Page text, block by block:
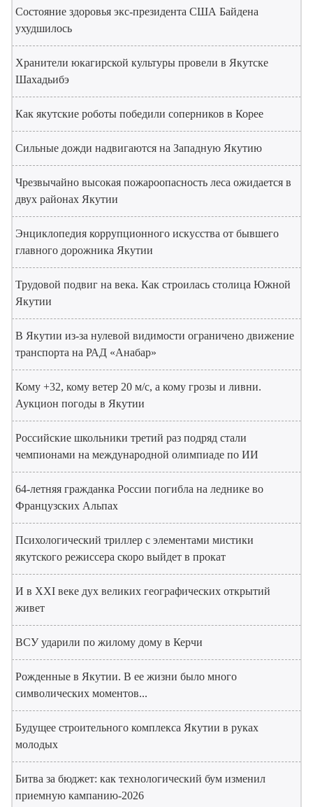
Состояние здоровья экс-президента США Байдена
ухудшилось
Хранители юкагирской культуры провели в Якутске
Шахадьибэ
Как якутские роботы победили соперников в Корее
Сильные дожди надвигаются на Западную Якутию
Чрезвычайно высокая пожароопасность леса ожидается в
двух районах Якутии
Энциклопедия коррупционного искусства от бывшего
главного дорожника Якутии
Трудовой подвиг на века. Как строилась столица Южной
Якутии
В Якутии из-за нулевой видимости ограничено движение
транспорта на РАД «Анабар»
Кому +32, кому ветер 20 м/с, а кому грозы и ливни.
Аукцион погоды в Якутии
Российские школьники третий раз подряд стали
чемпионами на международной олимпиаде по ИИ
64-летняя гражданка России погибла на леднике во
Французских Альпах
Психологический триллер с элементами мистики
якутского режиссера скоро выйдет в прокат
И в XXI веке дух великих географических открытий
живет
ВСУ ударили по жилому дому в Керчи
Рожденные в Якутии. В ее жизни было много
символических моментов...
Будущее строительного комплекса Якутии в руках
молодых
Битва за бюджет: как технологический бум изменил
приемную кампанию-2026